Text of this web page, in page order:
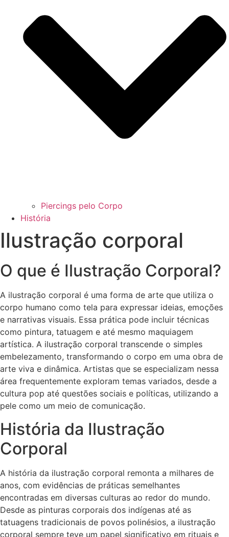
Piercings pelo Corpo
História
Ilustração corporal
O que é Ilustração Corporal?
A ilustração corporal é uma forma de arte que utiliza o
corpo humano como tela para expressar ideias, emoções
e narrativas visuais. Essa prática pode incluir técnicas
como pintura, tatuagem e até mesmo maquiagem
artística. A ilustração corporal transcende o simples
embelezamento, transformando o corpo em uma obra de
arte viva e dinâmica. Artistas que se especializam nessa
área frequentemente exploram temas variados, desde a
cultura pop até questões sociais e políticas, utilizando a
pele como um meio de comunicação.
História da Ilustração
Corporal
A história da ilustração corporal remonta a milhares de
anos, com evidências de práticas semelhantes
encontradas em diversas culturas ao redor do mundo.
Desde as pinturas corporais dos indígenas até as
tatuagens tradicionais de povos polinésios, a ilustração
corporal sempre teve um papel significativo em rituais e